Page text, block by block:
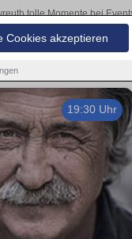
Cookies akzeptieren
tolle Momente bei
19:30 Uhr